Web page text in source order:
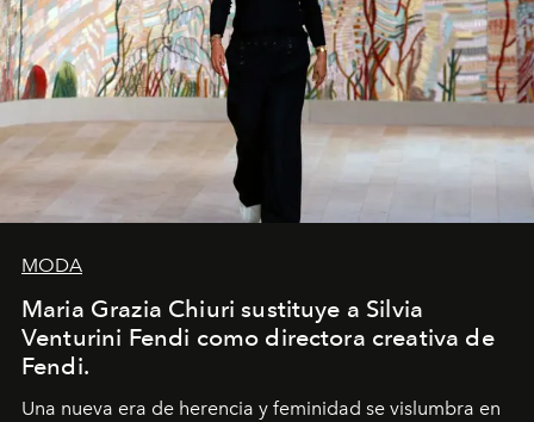
MODA
Maria Grazia Chiuri sustituye a Silvia
Venturini Fendi como directora creativa de
Fendi.
Una nueva era de herencia y feminidad se vislumbra en